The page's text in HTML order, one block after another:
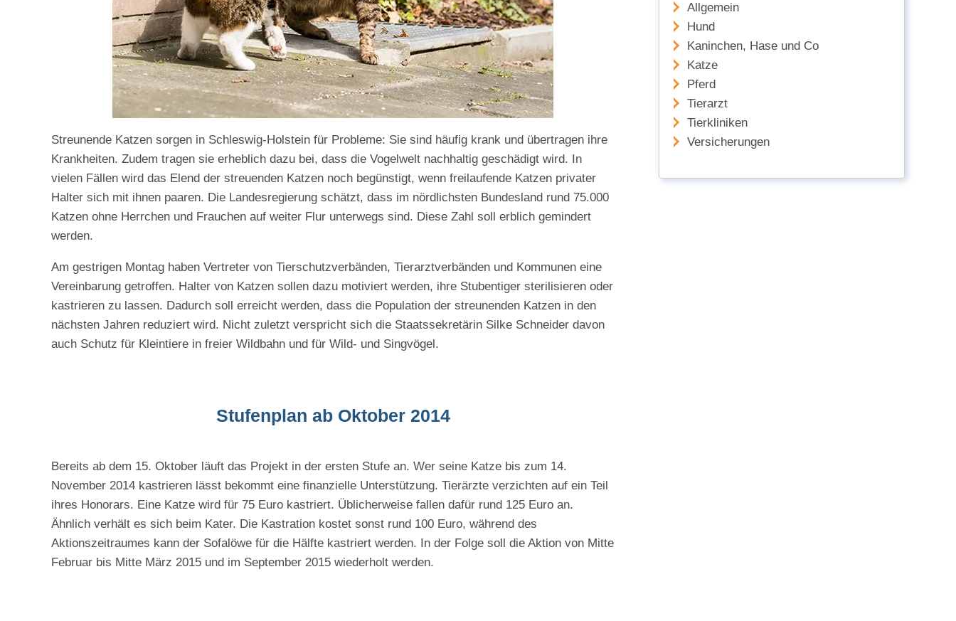
Streunende Katzen sorgen in Schleswig-Holstein für Probleme: Sie sind häufig krank und übertragen ihre
Krankheiten. Zudem tragen sie erheblich dazu bei, dass die Vogelwelt nachhaltig geschädigt wird. In
vielen Fällen wird das Elend der streuenden Katzen noch begünstigt, wenn freilaufende Katzen privater
Halter sich mit ihnen paaren. Die Landesregierung schätzt, dass im nördlichsten Bundesland rund 75.000
Katzen ohne Herrchen und Frauchen auf weiter Flur unterwegs sind. Diese Zahl soll erblich gemindert
werden.
Am gestrigen Montag haben Vertreter von Tierschutzverbänden, Tierarztverbänden und Kommunen eine
Vereinbarung getroffen. Halter von Katzen sollen dazu motiviert werden, ihre Stubentiger sterilisieren oder
kastrieren zu lassen. Dadurch soll erreicht werden, dass die Population der streunenden Katzen in den
nächsten Jahren reduziert wird. Nicht zuletzt verspricht sich die Staatssekretärin Silke Schneider davon
auch Schutz für Kleintiere in freier Wildbahn und für Wild- und Singvögel.
Stufenplan ab Oktober 2014
Bereits ab dem 15. Oktober läuft das Projekt in der ersten Stufe an. Wer seine Katze bis zum 14.
November 2014 kastrieren lässt bekommt eine finanzielle Unterstützung. Tierärzte verzichten auf ein Teil
ihres Honorars. Eine Katze wird für 75 Euro kastriert. Üblicherweise fallen dafür rund 125 Euro an.
Ähnlich verhält es sich beim Kater. Die Kastration kostet sonst rund 100 Euro, während des
Aktionszeitraumes kann der Sofalöwe für die Hälfte kastriert werden. In der Folge soll die Aktion von Mitte
Februar bis Mitte März 2015 und im September 2015 wiederholt werden.
Allgemein
Hund
Kaninchen, Hase und Co
Katze
Pferd
Tierarzt
Tierkliniken
Versicherungen